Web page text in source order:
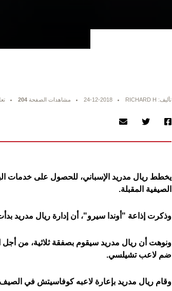
تأليف: RICHARD H 24-12-2018 مشاهدات الصفحة 204
يخطط ريال مدريد الإسباني، للحصول على خدمات
الصيفية المقبلة.
وذكرت إذاعة "أوندا سيرو"، أن إدارة ريال مدريد
ونوهت أن ريال مدريد سيقوم بصفقة ثلاثية، من
ضم لاعب تشيلسي.
وقام ريال مدريد بإعارة لاعبه كوفاسيتش في